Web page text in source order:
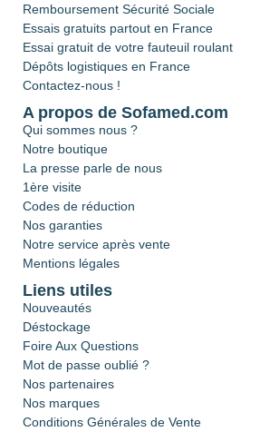
Remboursement Sécurité Sociale
Essais gratuits partout en France
Essai gratuit de votre fauteuil roulant
Dépôts logistiques en France
Contactez-nous !
A propos de Sofamed.com
Qui sommes nous ?
Notre boutique
La presse parle de nous
1ère visite
Codes de réduction
Nos garanties
Notre service après vente
Mentions légales
Liens utiles
Nouveautés
Déstockage
Foire Aux Questions
Mot de passe oublié ?
Nos partenaires
Nos marques
Conditions Générales de Vente